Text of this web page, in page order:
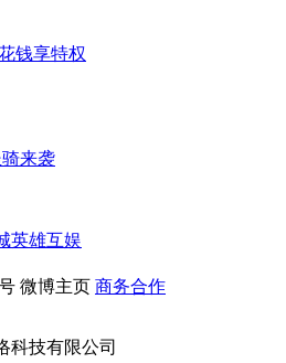
钱享特权
来袭
英雄互娱
微博主页 商务合作
科技有限公司